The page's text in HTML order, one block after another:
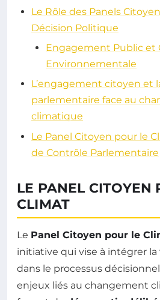
Le Rôle des Panels
Décision Politique
Engagement Public et
Environnementale
L’engagement citoyen et
parlementaire face au
climatique
Le Panel Citoyen pour le
de Contrôle Parlementaire
LE PANEL CITOYEN
CLIMAT
Le Panel Citoyen pour le
initiative qui vise à intégrer
dans le processus
enjeux liés au changement